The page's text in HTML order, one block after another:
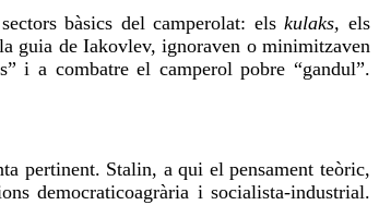
bàsics del camperolat: elskulaks,els
guia de Iakovlev, ignoraven o minimitzaven
i a combatre el camperol pobre “gandul”.
pertinent. Stalin, a qui el pensament teòric,
democraticoagrària i socialista-industrial.